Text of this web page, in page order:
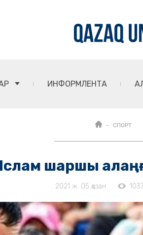
ИНФОРМЛЕНТА
СПОРТ
шаршы
2021 ж. 05 қазан